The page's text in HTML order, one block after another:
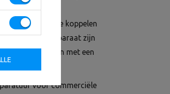
hoeft aan te koppelen
In dit apparaat zijn
de zitpositie aan met een
voor commerciële